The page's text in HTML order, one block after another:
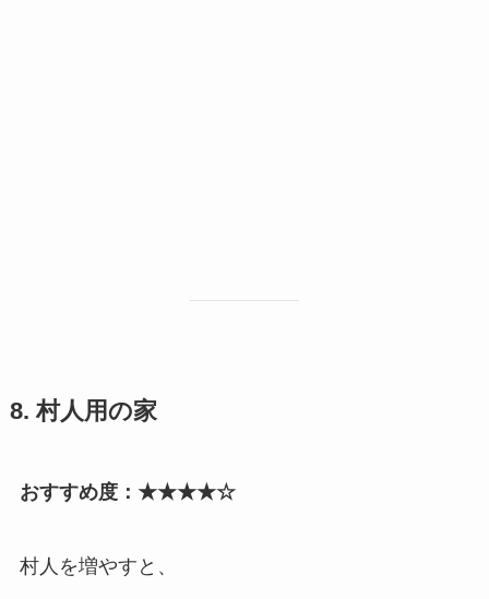
8. 村人用の家
おすすめ度：★★★★☆
村人を増やすと、